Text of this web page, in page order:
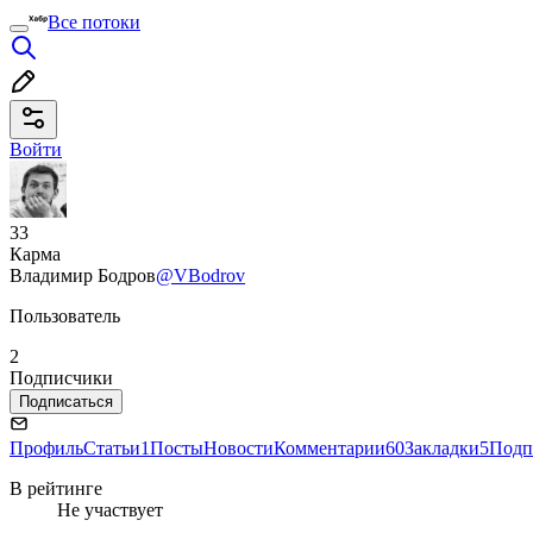
Все потоки
Войти
33
Карма
Владимир Бодров@VBodrov
Пользователь
2
Подписчики
Подписаться
ПрофильСтатьи1ПостыНовостиКомментарии60Закладки5
В рейтинге
Не участвует